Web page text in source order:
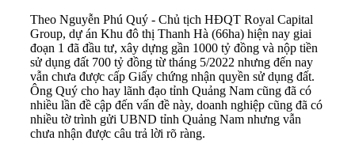
Theo Nguyễn Phú Quý - Chủ tịch HĐQT Royal Capital
Group, dự án Khu đô thị Thanh Hà (66ha) hiện nay giai
đoạn 1 đã đầu tư, xây dựng gần 1000 tỷ đồng và nộp tiền
sử dụng đất 700 tỷ đồng từ tháng 5/2022 nhưng đến nay
vẫn chưa được cấp Giấy chứng nhận quyền sử dụng đất.
Ông Quý cho hay lãnh đạo tỉnh Quảng Nam cũng đã có
nhiều lần đề cập đến vấn đề này, doanh nghiệp cũng đã có
nhiều tờ trình gửi UBND tỉnh Quảng Nam nhưng vẫn
chưa nhận được câu trả lời rõ ràng.